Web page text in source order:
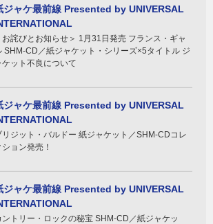
ジャケ最前線 Presented by UNIVERSAL
お詫びとお知らせ＞ 1月31日発売 フランス・ギャ
SHM-CD／紙ジャケット・シリーズ×5タイトル ジ
ケット不良について
ジャケ最前線 Presented by UNIVERSAL
リジット・バルドー 紙ジャケット／SHM-CDコレ
ション発売！
ジャケ最前線 Presented by UNIVERSAL
ントリー・ロックの秘宝 SHM-CD／紙ジャケッ